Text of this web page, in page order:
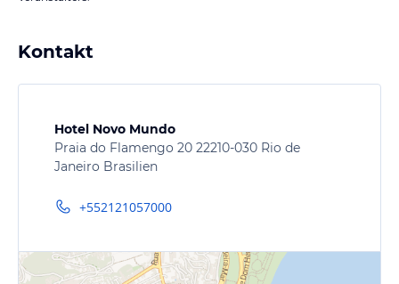
Kontakt
Hotel Novo Mundo
Praia do Flamengo 20 22210-030 Rio de
Janeiro Brasilien
+552121057000